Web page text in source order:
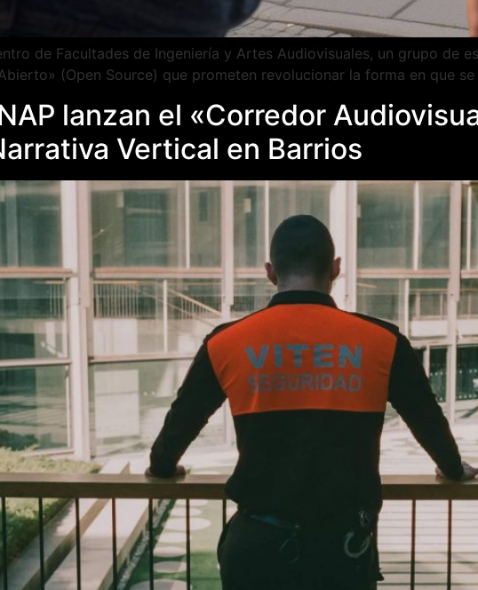
de Facultades de Ingeniería y Artes Audiovisuales, un grupo de
(Open Source) que prometen revolucionar la forma en que
lanzan el «Corredor
Vertical en Barrios